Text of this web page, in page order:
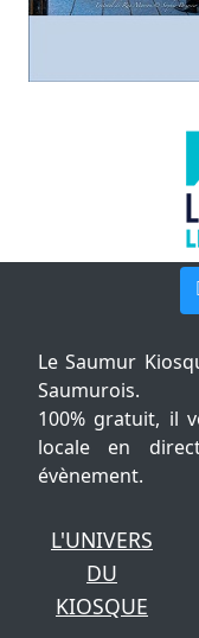
Le Saumur
Saumurois.
100% gratuit, il
locale en
évènement.
L'UNIVERS
DU
KIOSQUE